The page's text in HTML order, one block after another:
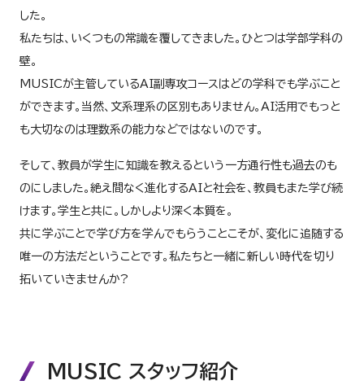
した。
私たちは、いくつもの常識を覆してきました。ひとつは学部学科の
壁。
MUSICが主管しているAI副専攻コースはどの学科でも学ぶこと
ができます。当然、文系理系の区別もありません。AI活用でもっと
も大切なのは理数系の能力などではないのです。
そして、教員が学生に知識を教えるという一方通行性も過去のも
のにしました。絶え間なく進化するAIと社会を、教員もまた学び続
けます。学生と共に。しかしより深く本質を。
共に学ぶことで学び方を学んでもらうことこそが、変化に追随する
唯一の方法だということです。私たちと一緒に新しい時代を切り
拓いていきませんか?
MUSIC スタッフ紹介